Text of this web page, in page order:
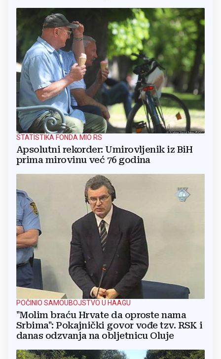
STATISTIKA FONDA MIO RS
Apsolutni rekorder: Umirovljenik iz BiH
prima mirovinu već 76 godina
POČINIO SAMOUBOJSTVO U HAAGU
"Molim braću Hrvate da oproste nama
Srbima": Pokajnički govor vođe tzv. RSK i
danas odzvanja na obljetnicu Oluje